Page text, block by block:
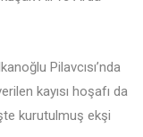
Pilavcısı’nda
kayısı hoşafı da
kurutulmuş ekşi